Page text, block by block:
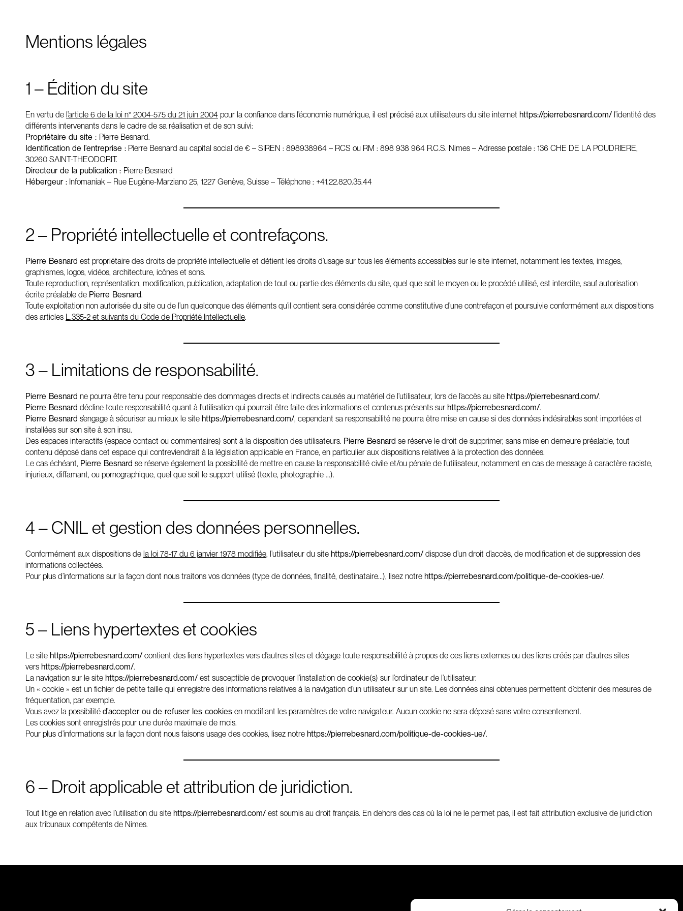
Mentions légales
1 – Édition du site
En vertu de l’article 6 de la loi n° 2004-575 du 21 juin 2004 pour la confiance dans l’économie numérique, il est précisé aux utilisateurs du site internet https://pierrebesnard.com/ l’identité des
différents intervenants dans le cadre de sa réalisation et de son suivi:
Propriétaire du site : Pierre Besnard.
Identification de l’entreprise : Pierre Besnard au capital social de € – SIREN : 898938964 – RCS ou RM : 898 938 964 R.C.S. Nimes – Adresse postale : 136 CHE DE LA POUDRIERE,
30260 SAINT-THEODORIT.
Directeur de la publication : Pierre Besnard
Hébergeur : Infomaniak – Rue Eugène-Marziano 25, 1227 Genève, Suisse – Téléphone : +41.22.820.35.44
2 – Propriété intellectuelle et contrefaçons.
Pierre Besnard est propriétaire des droits de propriété intellectuelle et détient les droits d’usage sur tous les éléments accessibles sur le site internet, notamment les textes, images,
graphismes, logos, vidéos, architecture, icônes et sons.
Toute reproduction, représentation, modification, publication, adaptation de tout ou partie des éléments du site, quel que soit le moyen ou le procédé utilisé, est interdite, sauf autorisation
écrite préalable de Pierre Besnard.
Toute exploitation non autorisée du site ou de l’un quelconque des éléments qu’il contient sera considérée comme constitutive d’une contrefaçon et poursuivie conformément aux dispositions
des articles L.335-2 et suivants du Code de Propriété Intellectuelle.
3 – Limitations de responsabilité.
Pierre Besnard ne pourra être tenu pour responsable des dommages directs et indirects causés au matériel de l’utilisateur, lors de l’accès au site https://pierrebesnard.com/.
Pierre Besnard décline toute responsabilité quant à l’utilisation qui pourrait être faite des informations et contenus présents sur https://pierrebesnard.com/.
Pierre Besnard s’engage à sécuriser au mieux le site https://pierrebesnard.com/, cependant sa responsabilité ne pourra être mise en cause si des données indésirables sont importées et
installées sur son site à son insu.
Des espaces interactifs (espace contact ou commentaires) sont à la disposition des utilisateurs. Pierre Besnard se réserve le droit de supprimer, sans mise en demeure préalable, tout
contenu déposé dans cet espace qui contreviendrait à la législation applicable en France, en particulier aux dispositions relatives à la protection des données.
Le cas échéant, Pierre Besnard se réserve également la possibilité de mettre en cause la responsabilité civile et/ou pénale de l’utilisateur, notamment en cas de message à caractère raciste,
injurieux, diffamant, ou pornographique, quel que soit le support utilisé (texte, photographie …).
4 – CNIL et gestion des données personnelles.
Conformément aux dispositions de la loi 78-17 du 6 janvier 1978 modifiée, l’utilisateur du site https://pierrebesnard.com/ dispose d’un droit d’accès, de modification et de suppression des
informations collectées.
Pour plus d’informations sur la façon dont nous traitons vos données (type de données, finalité, destinataire…), lisez notre https://pierrebesnard.com/politique-de-cookies-ue/.
5 – Liens hypertextes et cookies
Le site https://pierrebesnard.com/ contient des liens hypertextes vers d’autres sites et dégage toute responsabilité à propos de ces liens externes ou des liens créés par d’autres sites
vers https://pierrebesnard.com/.
La navigation sur le site https://pierrebesnard.com/ est susceptible de provoquer l’installation de cookie(s) sur l’ordinateur de l’utilisateur.
Un « cookie » est un fichier de petite taille qui enregistre des informations relatives à la navigation d’un utilisateur sur un site. Les données ainsi obtenues permettent d’obtenir des mesures de
fréquentation, par exemple.
Vous avez la possibilité d’accepter ou de refuser les cookies en modifiant les paramètres de votre navigateur. Aucun cookie ne sera déposé sans votre consentement.
Les cookies sont enregistrés pour une durée maximale de mois.
Pour plus d’informations sur la façon dont nous faisons usage des cookies, lisez notre https://pierrebesnard.com/politique-de-cookies-ue/.
6 – Droit applicable et attribution de juridiction.
Tout litige en relation avec l’utilisation du site https://pierrebesnard.com/ est soumis au droit français. En dehors des cas où la loi ne le permet pas, il est fait attribution exclusive de juridiction
aux tribunaux compétents de Nimes.